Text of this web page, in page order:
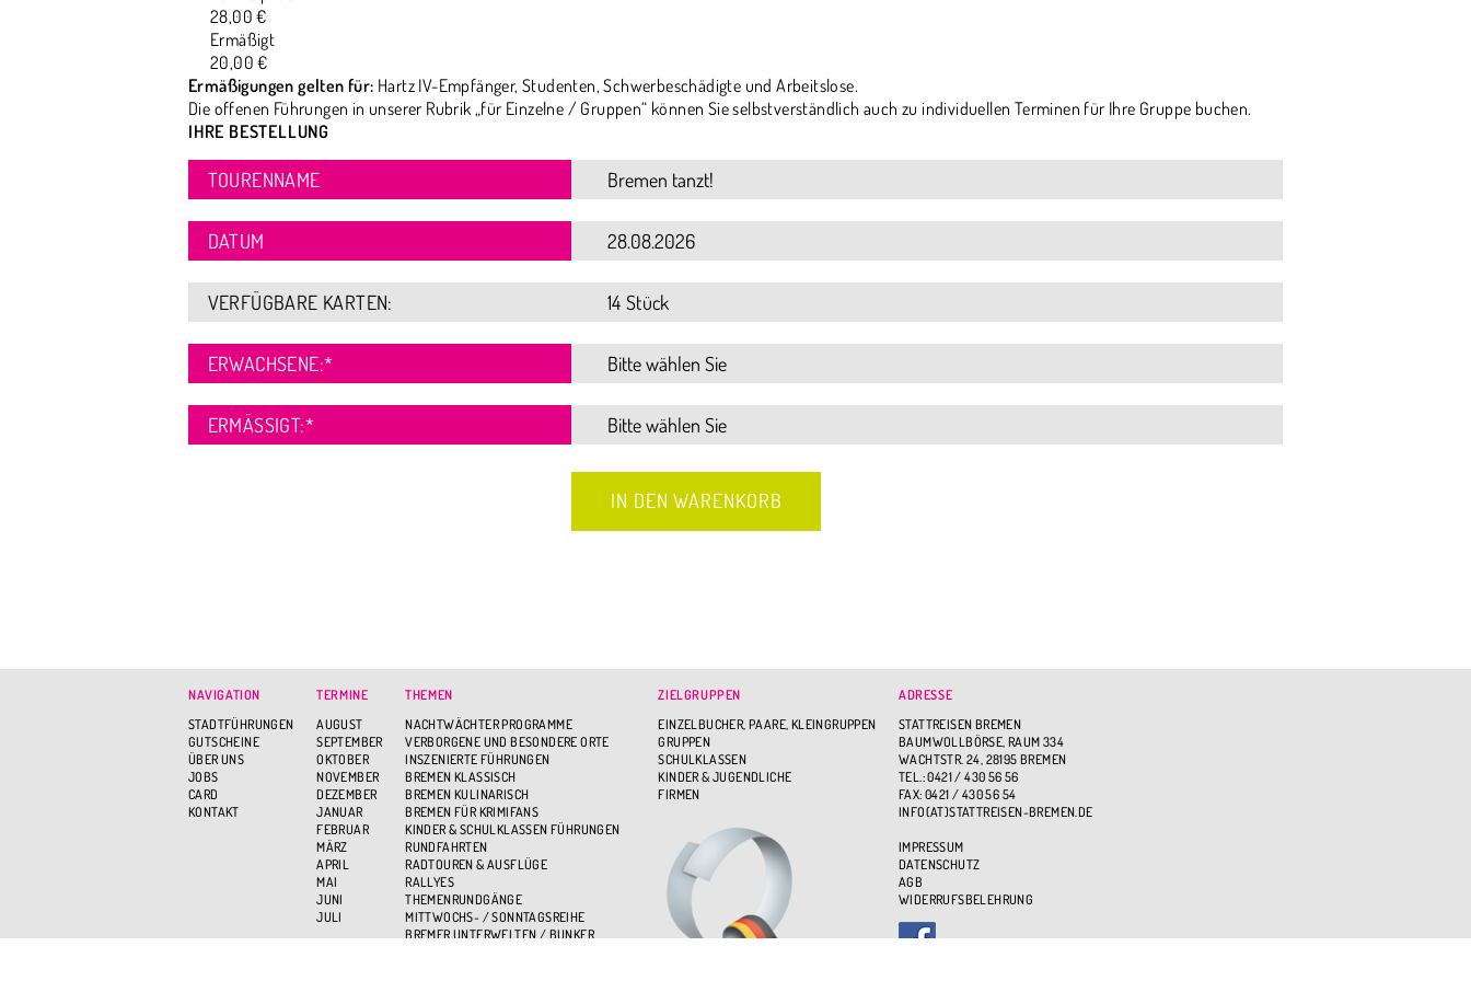
28,00 €
Ermäßigt
20,00 €
Ermäßigungen gelten für: Hartz IV-Empfänger, Studenten, Schwerbeschädigte und Arbeitslose.
Die offenen Führungen in unserer Rubrik „für Einzelne / Gruppen“ können Sie selbstverständlich auch zu individuellen Terminen für Ihre Gruppe buchen.
IHRE BESTELLUNG
TOURENNAME
DATUM
VERFÜGBARE KARTEN: 14 Stück
ERWACHSENE:*
ERMÄSSIGT: *
NAVIGATION
STADTFÜHRUNGEN
GUTSCHEINE
ÜBER UNS
JOBS
CARD
KONTAKT
TERMINE
AUGUST
SEPTEMBER
OKTOBER
NOVEMBER
DEZEMBER
JANUAR
FEBRUAR
MÄRZ
APRIL
MAI
JUNI
JULI
THEMEN
NACHTWÄCHTER PROGRAMME
VERBORGENE UND BESONDERE ORTE
INSZENIERTE FÜHRUNGEN
BREMEN KLASSISCH
BREMEN KULINARISCH
BREMEN FÜR KRIMIFANS
KINDER & SCHULKLASSEN FÜHRUNGEN
RUNDFAHRTEN
RADTOUREN & AUSFLÜGE
RALLYES
THEMENRUNDGÄNGE
MITTWOCHS- / SONNTAGSREIHE
BREMER UNTERWELTEN / BUNKER
ZIELGRUPPEN
EINZELBUCHER, PAARE, KLEINGRUPPEN
GRUPPEN
SCHULKLASSEN
KINDER & JUGENDLICHE
FIRMEN
ADRESSE
STATTREISEN BREMEN
BAUMWOLLBÖRSE, RAUM 334
WACHTSTR. 24, 28195 BREMEN
TEL.: 0421 / 430 56 56
FAX: 0421 / 430 56 54
INFO(AT)STATTREISEN-BREMEN.DE
IMPRESSUM
DATENSCHUTZ
AGB
WIDERRUFSBELEHRUNG